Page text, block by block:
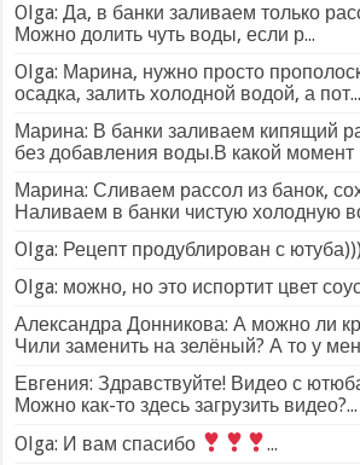
Olga: Да, в банки заливаем только
Можно долить чуть воды, если р...
Olga: Марина, нужно просто
осадка, залить холодной водой, а пот...
Марина: В банки заливаем кипящий
без добавления воды.В какой момент
Марина: Сливаем рассол из банок,
Наливаем в банки чистую холодную
Olga: Рецепт продублирован с
Olga: можно, но это испортит цвет
Александра Донникова: А можно ли
Чили заменить на зелёный? А то у
Евгения: Здравствуйте! Видео с
Можно как-то здесь загрузить видео?...
Olga: И вам спасибо
...